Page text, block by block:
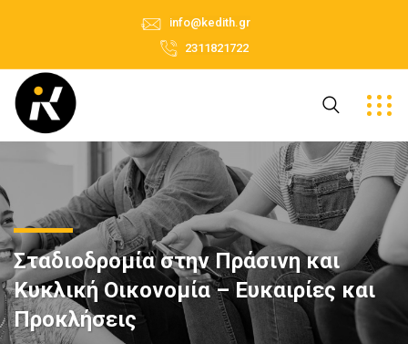
info@kedith.gr
2311821722
Σταδιοδρομία στην Πράσινη και
Κυκλική Οικονομία – Ευκαιρίες και
Προκλήσεις